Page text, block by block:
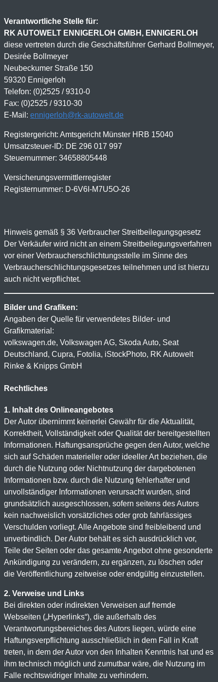
Verantwortliche Stelle für:
RK AUTOWELT ENNIGERLOH GMBH, ENNIGERLOH
diese vertreten durch die Geschäftsführer Gerhard Bollmeyer,
Desirée Bollmeyer
Neubeckumer Straße 150
59320 Ennigerloh
Telefon: (0)2525 / 9310-0
Fax: (0)2525 / 9310-30
E-Mail: ennigerloh@rk-autowelt.de
Registergericht: Amtsgericht Münster HRB 15040
Umsatzsteuer-ID: DE 296 017 997
Steuernummer: 34658805448
Versicherungsvermittlerregister
Registernummer: D-6V6I-M7U5O-26
Hinweis gemäß § 36 Verbraucher Streitbeilegungsgesetz
Der Verkäufer wird nicht an einem Streitbeilegungsverfahren
vor einer Verbraucherschlichtungsstelle im Sinne des
Verbraucherschlichtungsgesetzes teilnehmen und ist hierzu
auch nicht verpflichtet.
Bilder und Grafiken:
Angaben der Quelle für verwendetes Bilder- und
Grafikmaterial:
volkswagen.de, Volkswagen AG, Skoda Auto, Seat
Deutschland, Cupra, Fotolia, iStockPhoto, RK Autowelt
Rinke & Knipps GmbH
Rechtliches
1. Inhalt des Onlineangebotes
Der Autor übernimmt keinerlei Gewähr für die Aktualität,
Korrektheit, Vollständigkeit oder Qualität der bereitgestellten
Informationen. Haftungsansprüche gegen den Autor, welche
sich auf Schäden materieller oder ideeller Art beziehen, die
durch die Nutzung oder Nichtnutzung der dargebotenen
Informationen bzw. durch die Nutzung fehlerhafter und
unvollständiger Informationen verursacht wurden, sind
grundsätzlich ausgeschlossen, sofern seitens des Autors
kein nachweislich vorsätzliches oder grob fahrlässiges
Verschulden vorliegt. Alle Angebote sind freibleibend und
unverbindlich. Der Autor behält es sich ausdrücklich vor,
Teile der Seiten oder das gesamte Angebot ohne gesonderte
Ankündigung zu verändern, zu ergänzen, zu löschen oder
die Veröffentlichung zeitweise oder endgültig einzustellen.
2. Verweise und Links
Bei direkten oder indirekten Verweisen auf fremde
Webseiten („Hyperlinks“), die außerhalb des
Verantwortungsbereiches des Autors liegen, würde eine
Haftungsverpflichtung ausschließlich in dem Fall in Kraft
treten, in dem der Autor von den Inhalten Kenntnis hat und es
ihm technisch möglich und zumutbar wäre, die Nutzung im
Falle rechtswidriger Inhalte zu verhindern.